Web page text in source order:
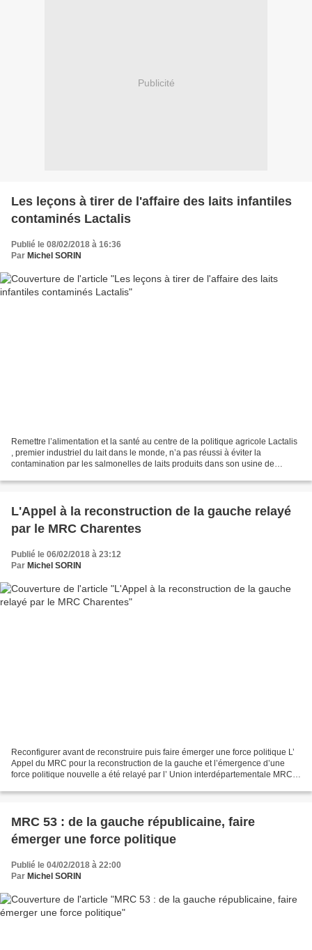
Publicité
Les leçons à tirer de l'affaire des laits infantiles
contaminés Lactalis
Publié le 08/02/2018 à 16:36
Par Michel SORIN
Remettre l’alimentation et la santé au centre de la politique agricole Lactalis
, premier industriel du lait dans le monde, n’a pas réussi à éviter la
contamination par les salmonelles de laits produits dans son usine de
L'Appel à la reconstruction de la gauche relayé
par le MRC Charentes
Publié le 06/02/2018 à 23:12
Par Michel SORIN
Reconfigurer avant de reconstruire puis faire émerger une force politique L’
Appel du MRC pour la reconstruction de la gauche et l’émergence d’une
force politique nouvelle a été relayé par l’ Union interdépartementale MRC
MRC 53 : de la gauche républicaine, faire
émerger une force politique
Publié le 04/02/2018 à 22:00
Par Michel SORIN